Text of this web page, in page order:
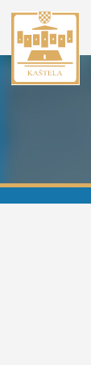
Preskoči
sadržaj